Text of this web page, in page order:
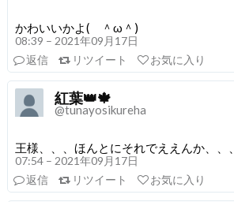
かわいいかよ( ＾ω＾)
08:39 – 2021年09月17日
返信
リツイート お気に入り
紅葉👑🍁
@tunayosikureha
王様、、、ほんとにそれでええんか、、、
07:54 – 2021年09月17日
返信
リツイート お気に入り